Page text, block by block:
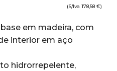
(S/Iva 178,58 €)
em madeira, com
interior em aço
hidrorrepelente,